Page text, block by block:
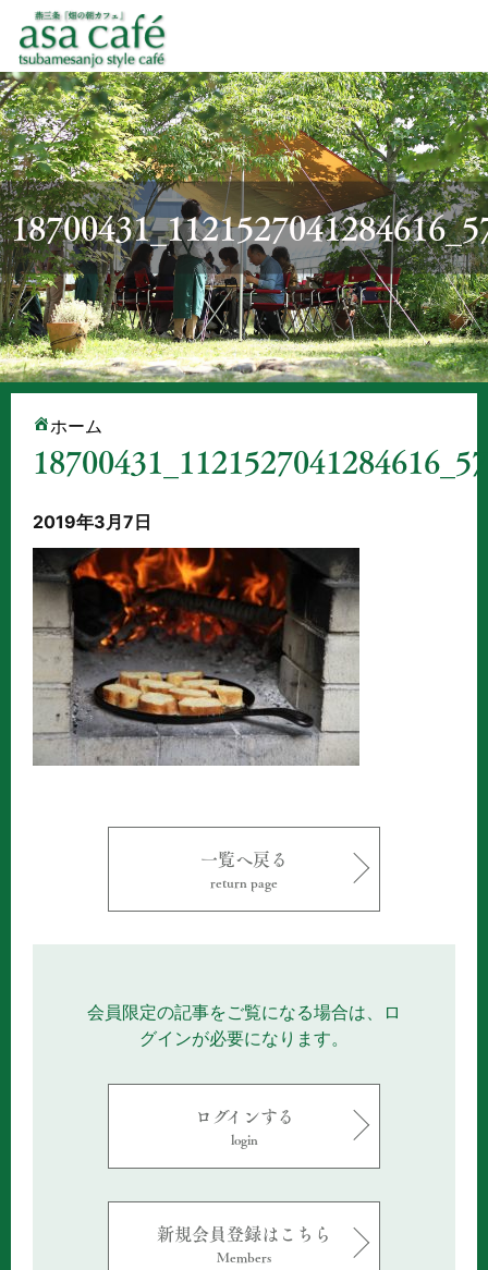
ホーム
2019年3月7日
一覧へ戻る
return page
会員限定の記事をご覧になる場合は、ロ
グインが必要になります。
ログインする
login
新規会員登録はこちら
Members